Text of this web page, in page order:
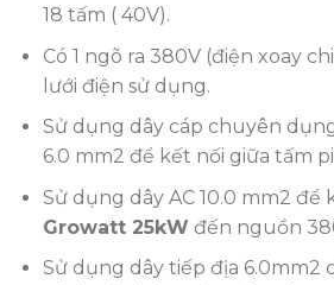
18 tấm ( 40V).
Có 1 ngõ ra 380V (điện xoay
lưới điện sử dụng.
Sử dụng dây cáp chuyên
6.0 mm2 để kết nối giữa tấm
Sử dụng dây AC 10.0 mm2 để
Growatt 25kW đến nguồn
Sử dụng dây tiếp địa 6.0mm2